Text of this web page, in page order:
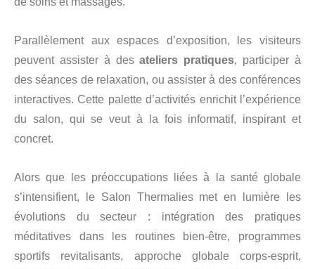
Parallèlement aux espaces d’exposition, les visiteurs
peuvent assister à desateliers pratiques, participer à
des séances de relaxation, ou assister à des conférences
interactives. Cette palette d’activités enrichit l’expérience
du salon, qui se veut à la fois informatif, inspirant et
concret.
Alors que les préoccupations liées à la santé globale
s’intensifient, le Salon Thermalies met en lumière les
évolutions du secteur : intégration des pratiques
méditatives dans les routines bien-être, programmes
sportifs revitalisants, approche globale corps-esprit,